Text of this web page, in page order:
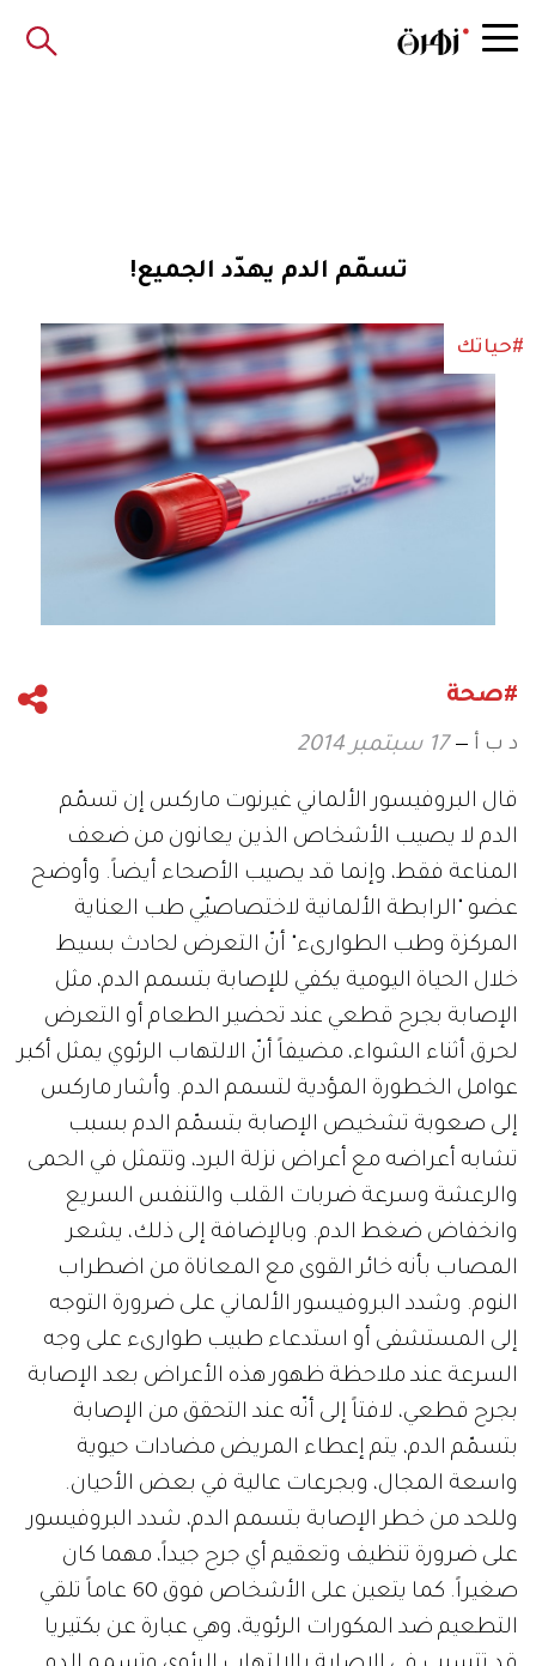
تسمّم الدم يهدّد الجميع!
#حياتك
#صحة
د ب أ 17 سبتمبر 2014
قال البروفيسور الألماني غيرنوت ماركس إن تسمّم
الدم لا يصيب الأشخاص الذين يعانون من ضعف
المناعة فقط، وإنما قد يصيب الأصحاء أيضاً. وأوضح
عضو "الرابطة الألمانية لاختصاصيّي طب العناية
المركزة وطب الطوارىء" أنّ التعرض لحادث بسيط
خلال الحياة اليومية يكفي للإصابة بتسمم الدم، مثل
الإصابة بجرح قطعي عند تحضير الطعام أو التعرض
لحرق أثناء الشواء، مضيفاً أنّ الالتهاب الرئوي يمثل أكبر
عوامل الخطورة المؤدية لتسمم الدم. وأشار ماركس
إلى صعوبة تشخيص الإصابة بتسمّم الدم بسبب
تشابه أعراضه مع أعراض نزلة البرد، وتتمثل في الحمى
والرعشة وسرعة ضربات القلب والتنفس السريع
وانخفاض ضغط الدم. وبالإضافة إلى ذلك، يشعر
المصاب بأنه خائر القوى مع المعاناة من اضطراب
النوم. وشدد البروفيسور الألماني على ضرورة التوجه
إلى المستشفى أو استدعاء طبيب طوارىء على وجه
السرعة عند ملاحظة ظهور هذه الأعراض بعد الإصابة
بجرح قطعي، لافتاً إلى أنّه عند التحقق من الإصابة
بتسمّم الدم، يتم إعطاء المريض مضادات حيوية
واسعة المجال، وبجرعات عالية في بعض الأحيان.
وللحد من خطر الإصابة بتسمم الدم، شدد البروفيسور
على ضرورة تنظيف وتعقيم أي جرح جيداً، مهما كان
صغيراً. كما يتعين على الأشخاص فوق 60 عاماً تلقي
التطعيم ضد المكورات الرئوية، وهي عبارة عن بكتيريا